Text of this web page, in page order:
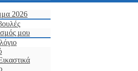
2026
μου